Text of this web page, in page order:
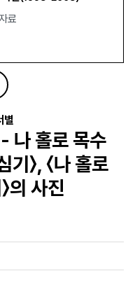
료
별
나 홀로 목수
〉, 〈나 홀로
의 사진